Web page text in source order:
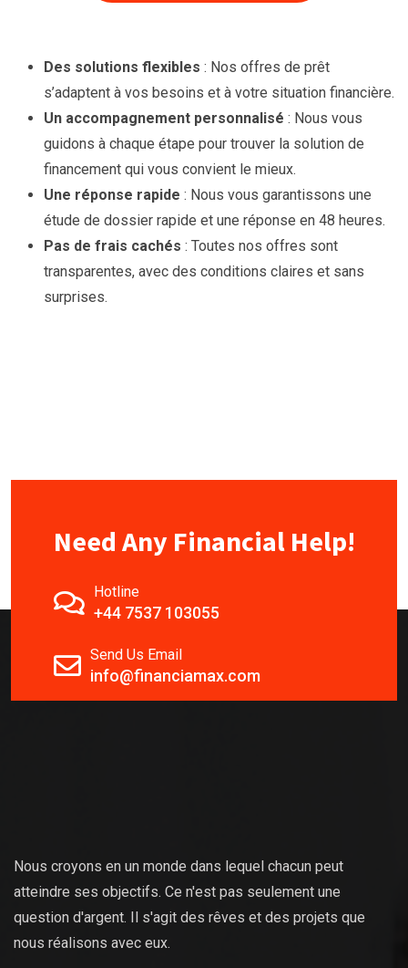
Des solutions flexibles : Nos offres de prêt
s’adaptent à vos besoins et à votre situation financière.
Un accompagnement personnalisé : Nous vous
guidons à chaque étape pour trouver la solution de
financement qui vous convient le mieux.
Une réponse rapide : Nous vous garantissons une
étude de dossier rapide et une réponse en 48 heures.
Pas de frais cachés : Toutes nos offres sont
transparentes, avec des conditions claires et sans
surprises.
Need Any Financial Help!
Hotline
+44 7537 103055
Send Us Email
info@financiamax.com
Nous croyons en un monde dans lequel chacun peut
atteindre ses objectifs. Ce n'est pas seulement une
question d'argent. Il s'agit des rêves et des projets que
nous réalisons avec eux.